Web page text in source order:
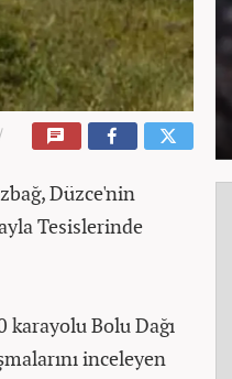
Düzce'nin
Tesislerinde
karayolu Bolu Dağı
inceleyen